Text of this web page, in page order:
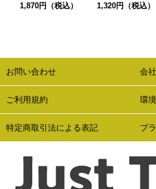
1,870円（税込） 1,320円（税込）
お問い合わせ 会
ご利用規約 環
特定商取引法による表記 プ